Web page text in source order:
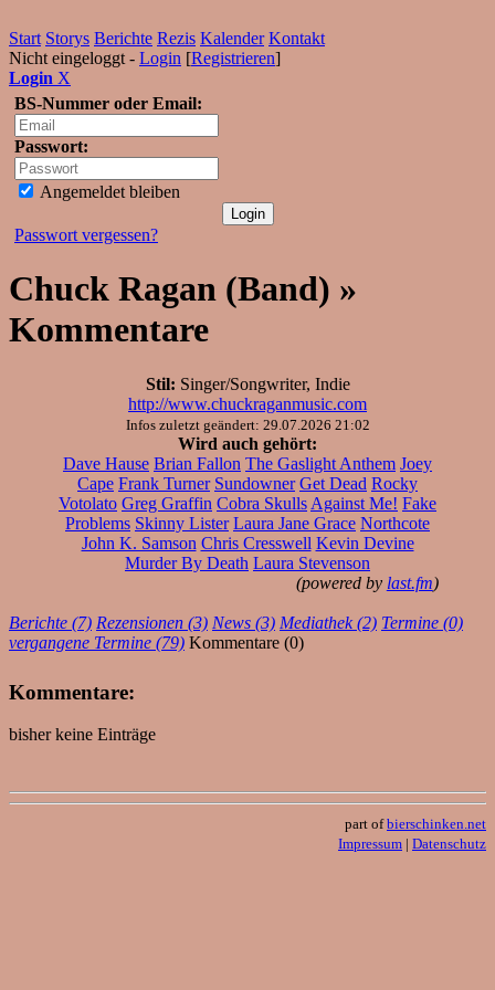
Start Storys Berichte Rezis Kalender Kontakt
Nicht eingeloggt - Login [Registrieren]
Login X
BS-Nummer oder Email:
Passwort:
Angemeldet bleiben
Passwort vergessen?
Chuck Ragan (Band) »
Kommentare
Stil: Singer/Songwriter, Indie
http://www.chuckraganmusic.com
Infos zuletzt geändert: 29.07.2026 21:02
Wird auch gehört:
Dave Hause Brian Fallon The Gaslight Anthem Joey
Cape Frank Turner Sundowner Get Dead Rocky
Votolato Greg Graffin Cobra Skulls Against Me! Fake
Problems Skinny Lister Laura Jane Grace Northcote
John K. Samson Chris Cresswell Kevin Devine
Murder By Death Laura Stevenson
(powered by last.fm)
Berichte (7) Rezensionen (3) News (3) Mediathek (2) Termine (0)
vergangene Termine (79) Kommentare (0)
Kommentare:
bisher keine Einträge
part ofbierschinken.net
Impressum | Datenschutz